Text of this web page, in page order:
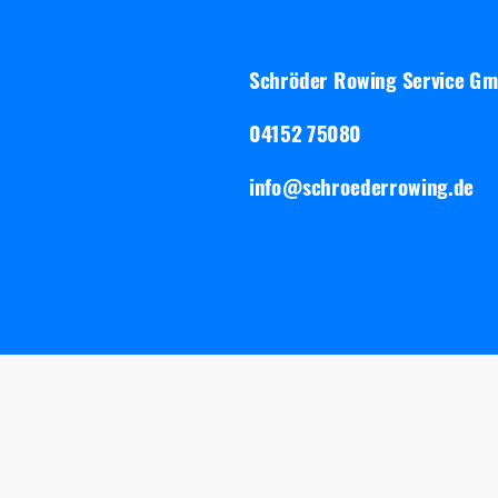
Schröder Rowing Service
04152 75080
info@schroederrowing.de